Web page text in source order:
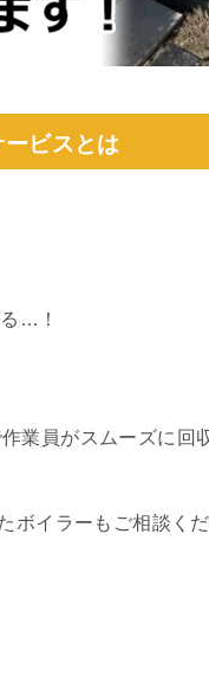
ビスとは
…！
業員がスムーズに回
ボイラーもご相談くだ